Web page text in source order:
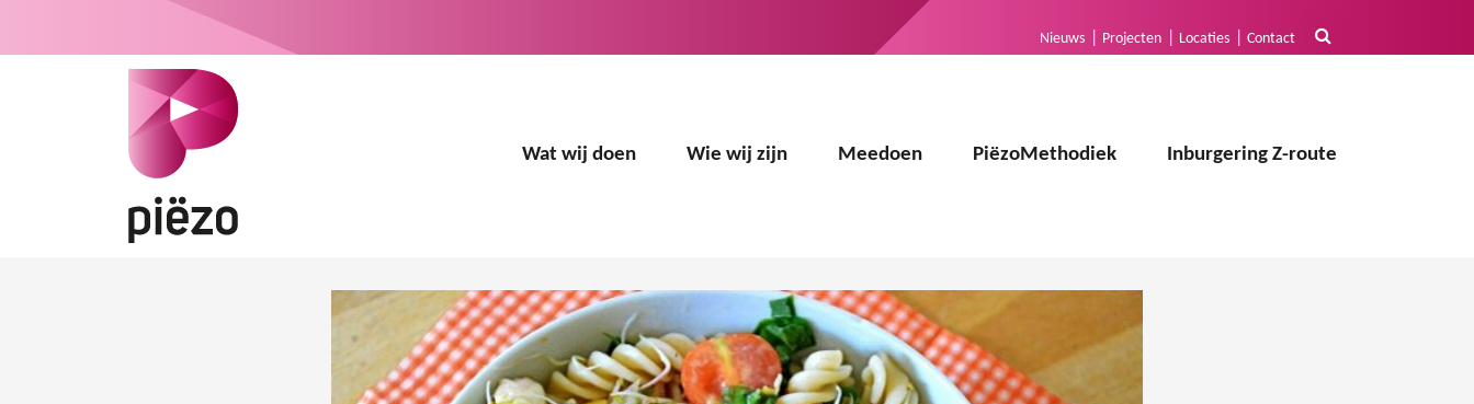
Nieuws Projecten Locaties Contact
Wat wij doen Wie wij zijn Meedoen PiëzoMethodiek Inburgering Z-route